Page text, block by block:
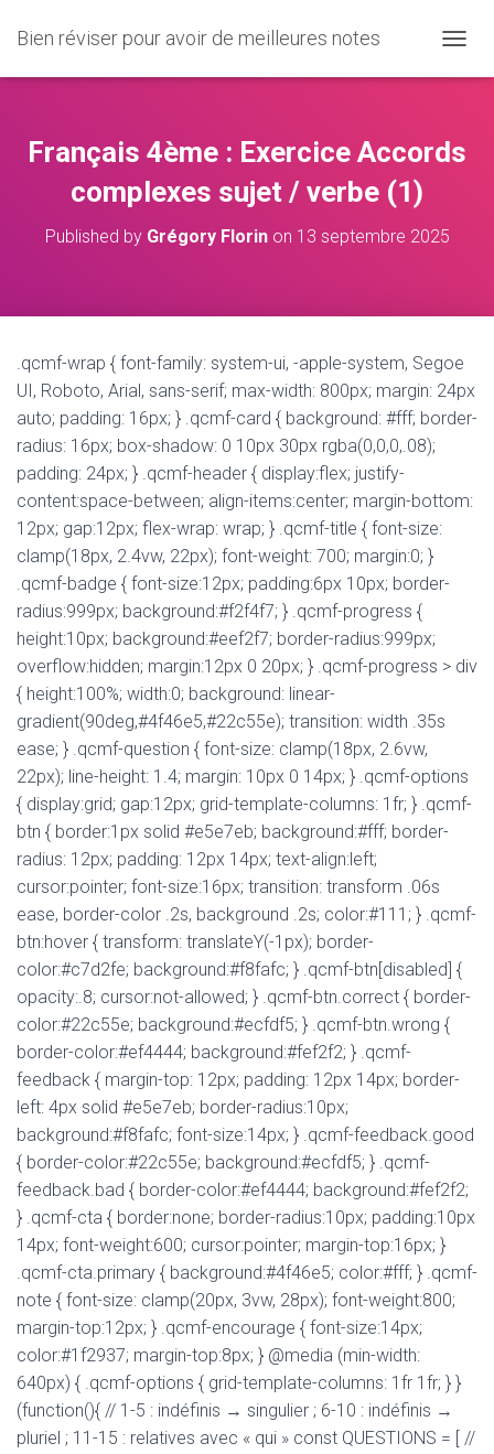
Bien réviser pour avoir de meilleures notes
U
R
N
A
V
T
Français 4ème : Exercice Accords
complexes sujet / verbe (1)
Published by Grégory Florinon 13 septembre 2025
.qcmf-wrap { font-family: system-ui, -apple-system, Segoe
UI, Roboto, Arial, sans-serif; max-width: 800px; margin: 24px
auto; padding: 16px; } .qcmf-card { background: #fff; border-
radius: 16px; box-shadow: 0 10px 30px rgba(0,0,0,.08);
padding: 24px; } .qcmf-header { display:flex; justify-
content:space-between; align-items:center; margin-bottom:
12px; gap:12px; flex-wrap: wrap; } .qcmf-title { font-size:
clamp(18px, 2.4vw, 22px); font-weight: 700; margin:0; }
.qcmf-badge { font-size:12px; padding:6px 10px; border-
radius:999px; background:#f2f4f7; } .qcmf-progress {
height:10px; background:#eef2f7; border-radius:999px;
overflow:hidden; margin:12px 0 20px; } .qcmf-progress > div
{ height:100%; width:0; background: linear-
gradient(90deg,#4f46e5,#22c55e); transition: width .35s
ease; } .qcmf-question { font-size: clamp(18px, 2.6vw,
22px); line-height: 1.4; margin: 10px 0 14px; } .qcmf-options
{ display:grid; gap:12px; grid-template-columns: 1fr; } .qcmf-
btn { border:1px solid #e5e7eb; background:#fff; border-
radius: 12px; padding: 12px 14px; text-align:left;
cursor:pointer; font-size:16px; transition: transform .06s
ease, border-color .2s, background .2s; color:#111; } .qcmf-
btn:hover { transform: translateY(-1px); border-
color:#c7d2fe; background:#f8fafc; } .qcmf-btn[disabled] {
opacity:.8; cursor:not-allowed; } .qcmf-btn.correct { border-
color:#22c55e; background:#ecfdf5; } .qcmf-btn.wrong {
border-color:#ef4444; background:#fef2f2; } .qcmf-
feedback { margin-top: 12px; padding: 12px 14px; border-
left: 4px solid #e5e7eb; border-radius:10px;
background:#f8fafc; font-size:14px; } .qcmf-feedback.good
{ border-color:#22c55e; background:#ecfdf5; } .qcmf-
feedback.bad { border-color:#ef4444; background:#fef2f2;
} .qcmf-cta { border:none; border-radius:10px; padding:10px
14px; font-weight:600; cursor:pointer; margin-top:16px; }
.qcmf-cta.primary { background:#4f46e5; color:#fff; } .qcmf-
note { font-size: clamp(20px, 3vw, 28px); font-weight:800;
margin-top:12px; } .qcmf-encourage { font-size:14px;
color:#1f2937; margin-top:8px; } @media (min-width:
640px) { .qcmf-options { grid-template-columns: 1fr 1fr; } }
(function(){ // 1-5 : indéfinis → singulier ; 6-10 : indéfinis →
pluriel ; 11-15 : relatives avec « qui » const QUESTIONS = [ //